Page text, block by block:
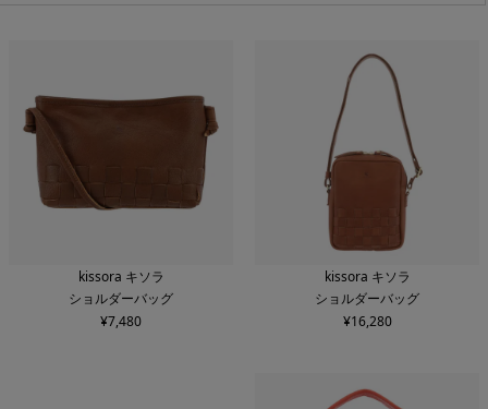
性別
価格
カラー
新着順 価格高い順
kissora キソラ
ショルダーバッグ
¥7,480
kissora キソラ
ショルダーバッグ
¥16,280